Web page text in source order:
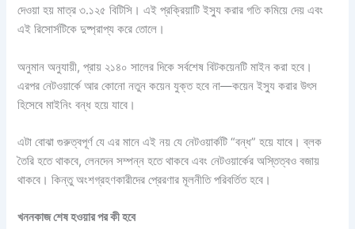
দেওয়া হয় মাত্র ৩.১২৫ বিটিসি। এই প্রক্রিয়াটি ইস্যু করার গতি কমিয়ে দেয় এবং
এই রিসোর্সটিকে দুষ্প্রাপ্য করে তোলে।
অনুমান অনুযায়ী, প্রায় ২১৪০ সালের দিকে সর্বশেষ বিটকয়েনটি মাইন করা হবে।
এরপর নেটওয়ার্কে আর কোনো নতুন কয়েন যুক্ত হবে না—কয়েন ইস্যু করার উৎস
হিসেবে মাইনিং বন্ধ হয়ে যাবে।
এটা বোঝা গুরুত্বপূর্ণ যে এর মানে এই নয় যে নেটওয়ার্কটি “বন্ধ” হয়ে যাবে। ব্লক
তৈরি হতে থাকবে, লেনদেন সম্পন্ন হতে থাকবে এবং নেটওয়ার্কের অস্তিত্বও বজায়
থাকবে। কিন্তু অংশগ্রহণকারীদের প্রেরণার মূলনীতি পরিবর্তিত হবে।
খননকাজ শেষ হওয়ার পর কী হবে